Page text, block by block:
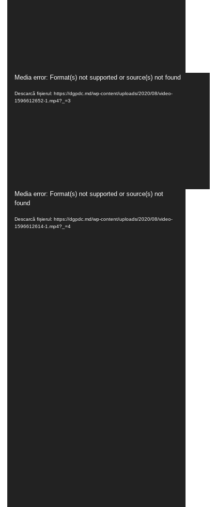
Player
video
Media error: Format(s) not supported or source(s) not found
Descarcă fișierul: https://dgpdc.md/wp-content/uploads/2020/08/video-
1596612652-1.mp4?_=3
Player
video
Media error: Format(s) not supported or source(s) not
found
Descarcă fișierul: https://dgpdc.md/wp-content/uploads/2020/08/video-
1596612614-1.mp4?_=4